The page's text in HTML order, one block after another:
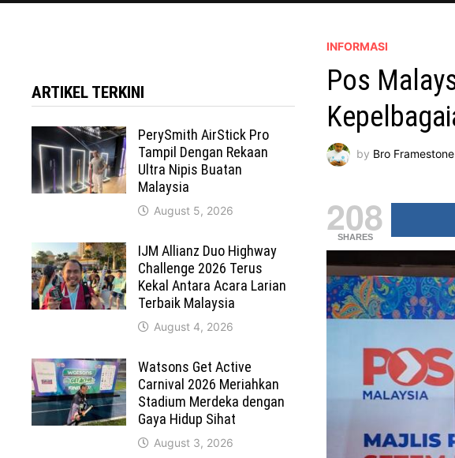
INFORMASI
Pos
by Bro Framestone
208
SHARES
ARTIKEL TERKINI
PerySmith AirStick Pro
Tampil Dengan Rekaan
Ultra Nipis Buatan
Malaysia
August 5, 2026
IJM Allianz Duo Highway
Challenge 2026 Terus
Kekal Antara Acara Larian
Terbaik Malaysia
August 4, 2026
Watsons Get Active
Carnival 2026 Meriahkan
Stadium Merdeka dengan
Gaya Hidup Sihat
August 3, 2026